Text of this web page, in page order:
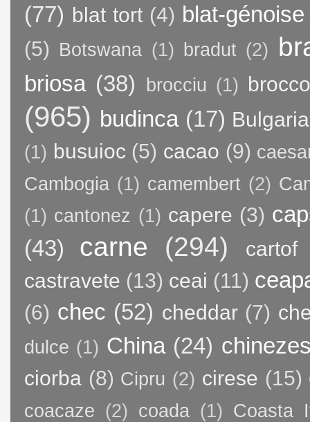
(77) blat tort (4) blat-génoise
(5) Botswana (1) bradut (2)
briosa (38) brocciu (1)
(965) budinca (17) Bulgaria
(1) busuioc (5) cacao (9)
Cambogia (1) camembert (2)
(1) cantonez (1) capere (3)
(43)
carne (294)
cartof
castravete (13) ceai (11)
(6) chec (52) cheddar (7)
dulce (1) China (24)
ciorba (8) Cipru (2) cirese (15)
coacaze (2) coada (1) Coasta